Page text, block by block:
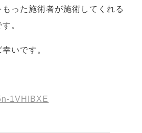
った施術者が施術してくれる
。
いです。
1VHIBXE